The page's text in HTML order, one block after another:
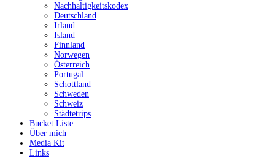
Nachhaltigkeitskodex
Deutschland
Irland
Island
Finnland
Norwegen
Österreich
Portugal
Schottland
Schweden
Schweiz
Städtetrips
Bucket Liste
Über mich
Media Kit
Links